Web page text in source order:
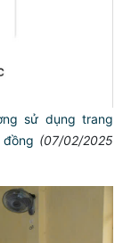
sử dụng trang
(07/02/2025